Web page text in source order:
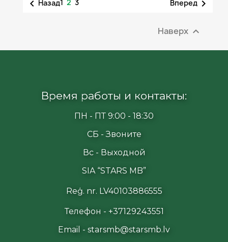
 Назад1 2 3 Вперед 
Наверх 
Время работы и контакты:
ПН - ПТ 9:00 - 18:30
СБ - Звоните
Вс - Выходной
SIA “STARS MB”
Reģ. nr. LV40103886555
Телефон - +37129243551
Email - starsmb@starsmb.lv